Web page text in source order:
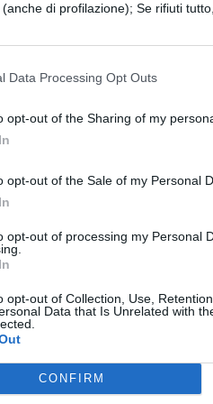
di profilazione); Se rifiuti
Data Processing Opt Outs
opt-out of the Sharing of my
opt-out of the Sale of my Personal
opt-out of processing my Personal
opt-out of Collection, Use,
Data that Is Unrelated with
CONFIRM
mentre all'altro sembra
del futuro. Ti prego di
che effettivamente
quella sua
fanno parte della
dèi, e che il mondo
al genere umano e
non vedo perché